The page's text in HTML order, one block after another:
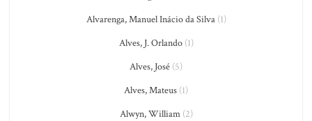
Alvarenga, Manuel Inácio da Silva(1)
Alves, J. Orlando(1)
Alves, José (5)
Alves, Mateus (1)
Alwyn, William(2)